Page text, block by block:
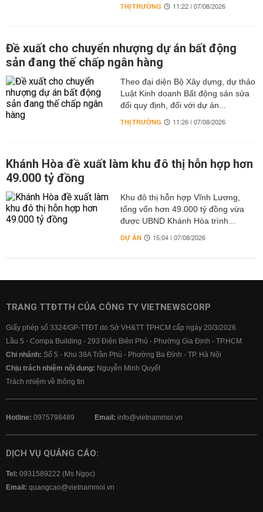
THỊ TRƯỜNG 11:22 | 07/08/2026
Đề xuất cho chuyển nhượng dự án bất động
sản đang thế chấp ngân hàng
Theo đại diện Bộ Xây dựng, dự thảo
Luật Kinh doanh Bất động sản sửa
đổi quy định, đối với dự án...
THỊ TRƯỜNG 11:26 | 07/08/2026
Khánh Hòa đề xuất làm khu đô thị hỗn hợp hơn
49.000 tỷ đồng
Khu đô thị hỗn hợp Vĩnh Lương,
tổng vốn hơn 49.000 tỷ đồng vừa
được UBND Khánh Hòa trình...
DỰ ÁN 15:04 | 07/08/2026
TRANG TTĐTTH CỦA CÔNG TY VIETNEWSCORP
Giấy phép số 3324/GP-TTĐT do Sở VH&TT TPHCM cấp ngày 20/3/2026
Lầu 5 - Compa Building - 293 Điện Biên Phủ - Phường Gia Định - TP.HCM
Chi nhánh: Số 5 - Khu 38A Trần Phú - Phường Ba Đình - TP. Hà Nội
Chịu trách nhiệm nội dung: Nguyễn Minh Quyết
Trách nhiệm về thông tin
Hotline: 0975798489 Email: info@vietnammoi.vn
DỊCH VỤ QUẢNG CÁO:
Tel: 0931589222 (Ms Ngọc)
Email: quangcao@vietnammoi.vn